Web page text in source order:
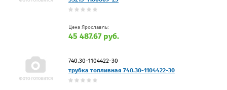
Цена Ярославль:
45 487.67 руб.
740.30-1104422-30
трубка топливная 740.30-1104422-30